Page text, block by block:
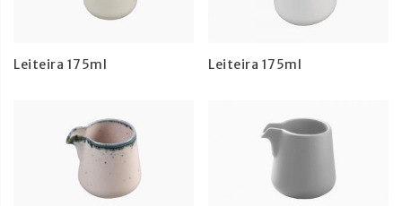
Leiteira 175ml Leiteira 175ml